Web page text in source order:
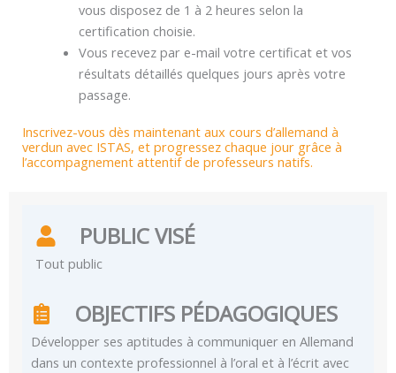
vous disposez de 1 à 2 heures selon la
certification choisie.
Vous recevez par e-mail votre certificat et vos
résultats détaillés quelques jours après votre
passage.
Inscrivez-vous dès maintenant aux cours d’allemand à
verdun avec ISTAS, et progressez chaque jour grâce à
l’accompagnement attentif de professeurs natifs.
PUBLIC VISÉ
Tout public
OBJECTIFS PÉDAGOGIQUES
Développer ses aptitudes à communiquer en Allemand
dans un contexte professionnel à l’oral et à l’écrit avec